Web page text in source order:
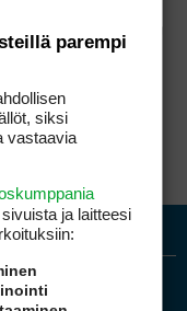
parempi
siksi
vastaavia
ja laitteesi